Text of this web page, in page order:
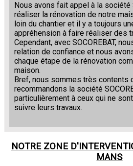
Nous avons fait appel à la société
réaliser la rénovation de notre
loin du chantier et il y a toujours
appréhension à faire réaliser des
Cependant, avec SOCOREBAT,
relation de confiance et nous
chaque étape de la rénovation
maison.
Bref, nous sommes très contents
recommandons la société
particulièrement à ceux qui ne
suivre leurs travaux.
NOTRE ZONE
MANS